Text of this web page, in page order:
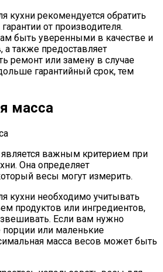
кухни рекомендуется обратить
от производителя.
быть уверенными в качестве и
а также предоставляет
ремонт или замену в случае
гарантийный срок, тем
масса
важным критерием при
Она определяет
весы могут измерить.
кухни необходимо учитывать
продуктов или ингредиентов,
Если вам нужно
или маленькие
масса весов может быть